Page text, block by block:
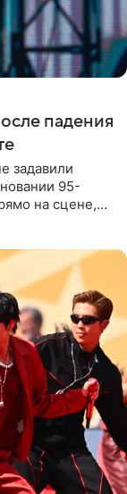
падения
задавили
95-
на сцене,